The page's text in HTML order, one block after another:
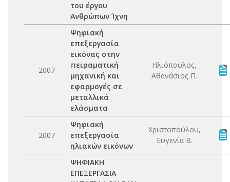
του έργου
Ανθρώπων Ίχνη
2007
Ψηφιακή
επεξεργασία
εικόνας στην
πειραματική
μηχανική και
εφαρμογές σε
μεταλλικά
ελάσματα
Ηλιόπουλος,
Αθανάσιος Π.
2007
Ψηφιακή
επεξεργασία
ηλιακών εικόνων
Χριστοπούλου,
Ευγενία Β.
ΨΗΦΙΑΚΗ
ΕΠΕΞΕΡΓΑΣΙΑ